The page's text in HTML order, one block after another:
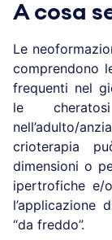
A cosa
Le
comprendono
frequenti nel
le
nell’adulto/
crioterapia
dimensioni o
ipertrofiche e/
l’applicazione
“da freddo”.